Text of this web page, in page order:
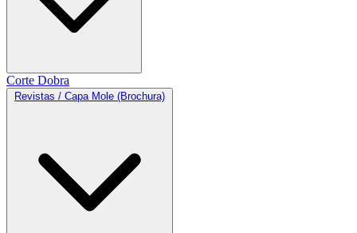
Corte Dobra
Revistas / Capa Mole (Brochura)